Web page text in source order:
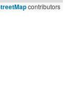
contributors